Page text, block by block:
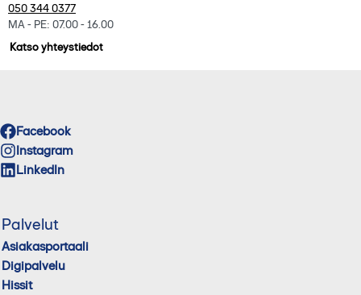
050 344 0377
MA - PE: 07.00 - 16.00
Katso yhteystiedot
Facebook
Instagram
LinkedIn
Palvelut
Asiakasportaali
Digipalvelu
Hissit